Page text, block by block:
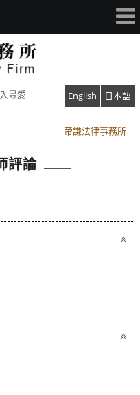
最愛 English 日本語
帝謙法律事務所
評論